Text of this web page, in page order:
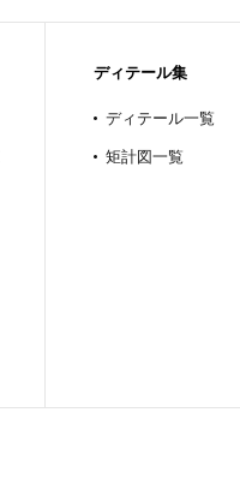
ディテール集
ディテール一覧
矩計図一覧